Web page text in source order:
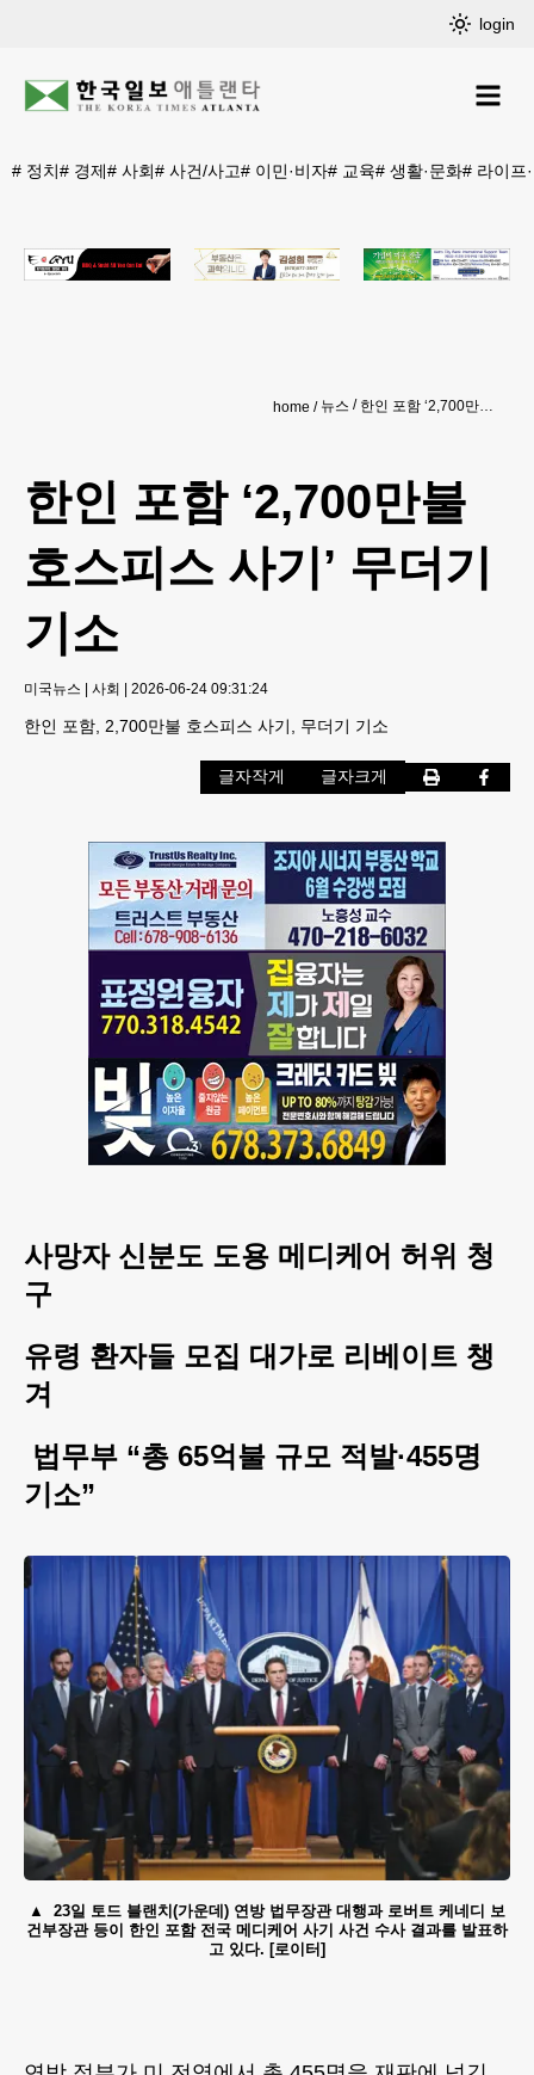
login
# 정치# 경제# 사회# 사건/사고# 이민·비자# 교육# 생활·문화# 라이프
home 뉴스 한인 포함 ‘2,700만불 호스피스 사기’ 무더기 기소
한인 포함 ‘2,700만불
호스피스 사기’ 무더기
기소
미국뉴스 | 사회 | 2026-06-24 09:31:24
한인 포함, 2,700만불 호스피스 사기, 무더기 기소
글자작게 글자크게
사망자 신분도 도용 메디케어 허위 청
구
유령 환자들 모집 대가로 리베이트 챙
겨
법무부 “총 65억불 규모 적발·455명
기소”
23일 토드 블랜치(가운데) 연방 법무장관 대행과 로버트 케네디 보
건부장관 등이 한인 포함 전국 메디케어 사기 사건 수사 결과를 발표하
고 있다. [로이터]